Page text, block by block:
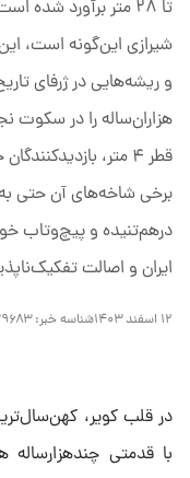
تا ۲۸ متر برآورد
شیرازی این‌گونه است،
و ریشه‌هایی در ژرفای
هزاران‌ساله را در سکوت
قطر ۴ متر،
درهم‌تنیده و پیچ‌وتاب
ایران و اصالت
۱۲ اسفند ۱۴۰۳ شناسه خبر:
در قلب کویر،
با قدمتی